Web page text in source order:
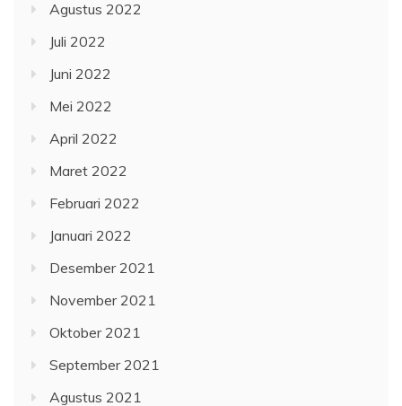
Agustus 2022
Juli 2022
Juni 2022
Mei 2022
April 2022
Maret 2022
Februari 2022
Januari 2022
Desember 2021
November 2021
Oktober 2021
September 2021
Agustus 2021